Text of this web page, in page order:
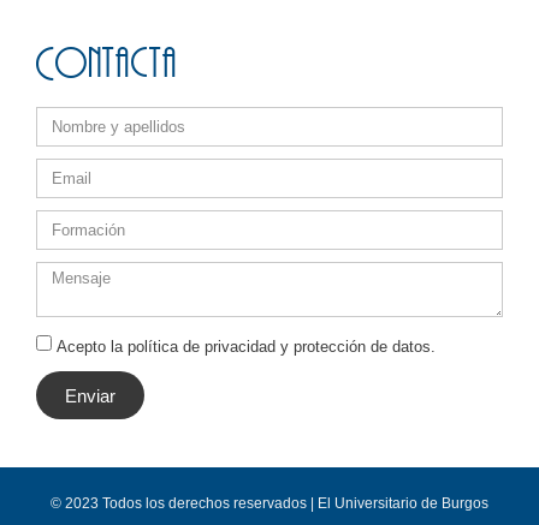
Contacta
Acepto la política de privacidad y protección de datos.
Enviar
© 2023 Todos los derechos reservados | El Universitario de Burgos